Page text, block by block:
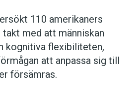
110 amerikaners
med att människan
kognitiva flexibiliteten,
att anpassa sig till
försämras.